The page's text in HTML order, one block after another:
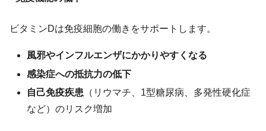
ビタミンDは免疫細胞の働きをサポートします。
風邪やインフルエンザにかかりやすくなる
感染症への抵抗力の低下
自己免疫疾患 （リウマチ、1型糖尿病、多発性硬化症
など）のリスク増加